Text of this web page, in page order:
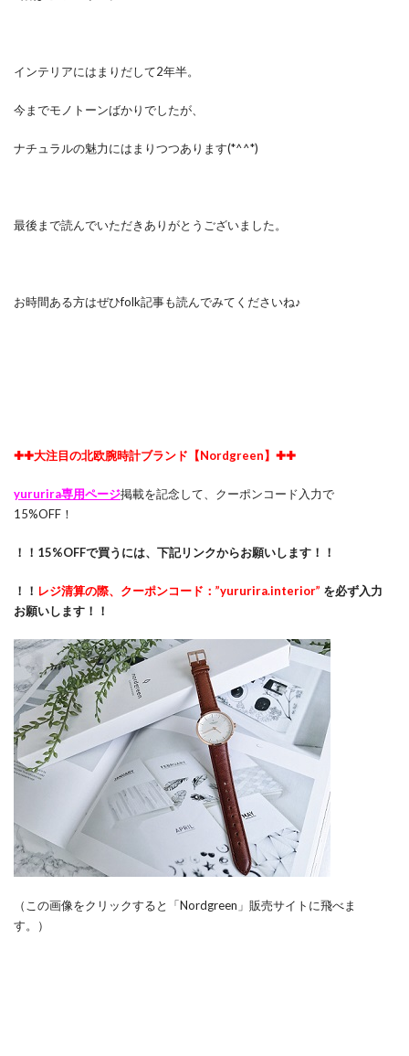
インテリアにはまりだして2年半。
今までモノトーンばかりでしたが、
ナチュラルの魅力にはまりつつあります(*^^*)
最後まで読んでいただきありがとうございました。
お時間ある方はぜひfolk記事も読んでみてくださいね♪
✚✚大注目の北欧腕時計ブランド【Nordgreen】✚✚
yururira専用ページ掲載を記念して、クーポンコード入力で
15%OFF！
！！15%OFFで買うには、下記リンクからお願いします！！
！！ レジ清算の際、クーポンコード：”yururira.interior” を必ず入力
お願いします！！
（この画像をクリックすると「Nordgreen」販売サイトに飛べま
す。）